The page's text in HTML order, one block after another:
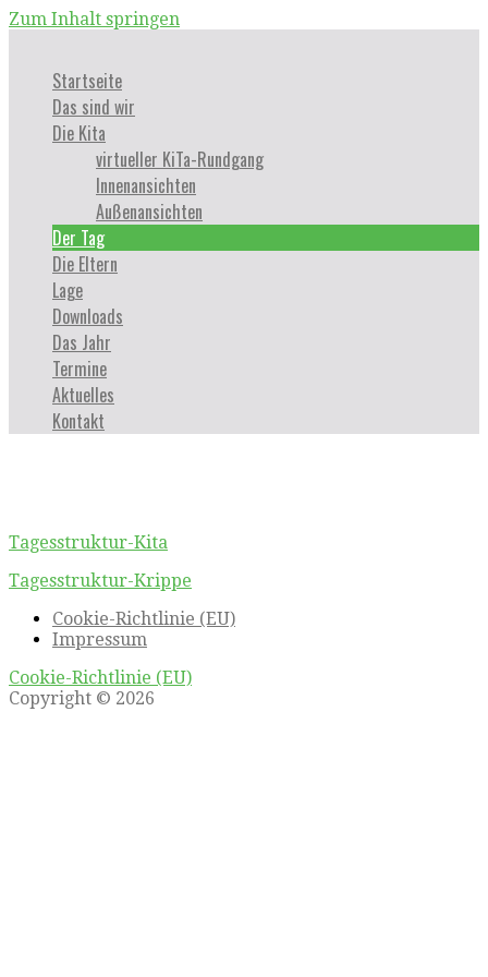
Zum Inhalt springen
Startseite
Das sind wir
Die Kita
virtueller KiTa-Rundgang
Innenansichten
Außenansichten
Der Tag
Die Eltern
Lage
Downloads
Das Jahr
Termine
Aktuelles
Kontakt
Tagesstruktur-Kita
Tagesstruktur-Krippe
Cookie-Richtlinie (EU)
Impressum
Cookie-Richtlinie (EU)
Copyright © 2026